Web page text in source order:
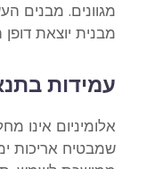
מגוונים. מבנים
מבנית יוצאת
עמידות
אלומיניום אינו
שמבטיח אריכות